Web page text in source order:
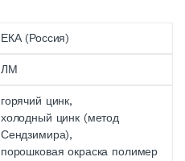
ЕКА (Россия)
ЛМ
горячий цинк,
холодный цинк (метод
Сендзимира),
порошковая окраска полимер